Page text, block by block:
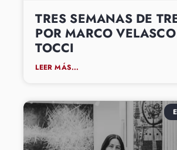
TRES SEMANAS DE
POR MARCO VELASCO
TOCCI
LEER MÁS...